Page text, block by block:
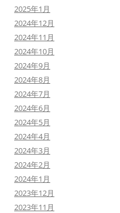
2025年1月
2024年12月
2024年11月
2024年10月
2024年9月
2024年8月
2024年7月
2024年6月
2024年5月
2024年4月
2024年3月
2024年2月
2024年1月
2023年12月
2023年11月